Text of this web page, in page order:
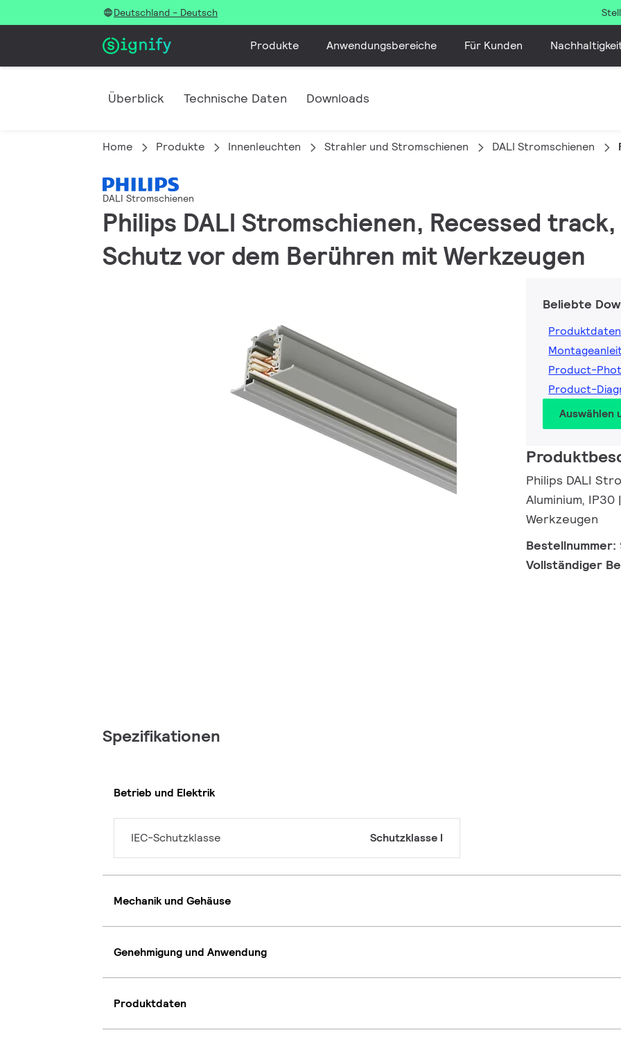
Deutschland - Deutsch
Produkte Anwendungsbereiche Für Kunden
Überblick Technische Daten Downloads
Home Produkte Innenleuchten Strahler und Stromschienen DALI Stromschienen
DALI Stromschienen
Philips DALI Stromschienen, Recessed track,
Schutz vor dem Berühren mit Werkzeugen
Beliebte
Product-
Product-
Auswählen
Philips DALI
Aluminium,
Werkzeugen
Bestellnummer:
Vollständiger
Spezifikationen
Betrieb und Elektrik
IEC-Schutzklasse Schutzklasse I
Mechanik und Gehäuse
Genehmigung und Anwendung
Produktdaten